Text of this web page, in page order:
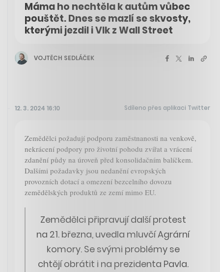
Máma ho nechtěla k autům vůbec
pouštět. Dnes se mazlí se skvosty,
kterými jezdil i Vlk z Wall Street
VOJTĚCH SEDLÁČEK
12. 3. 2024 16:10 Sdíleno přes aplikaci Twitter
Zemědělci požadují podporu zaměstnanosti na venkově,
nekrácení podpory pro životní pohodu zvířat a vrácení
zdanění půdy na úroveň před konsolidačním balíčkem.
Dalšími požadavky jsou nedanění evropských
provozních dotací a omezení bezcelního dovozu
zemědělských produktů ze zemí mimo EU.
Zemědělci připravují další protest
na 21. března, uvedla mluvčí Agrární
komory. Se svými problémy se
chtějí obrátit i na prezidenta Pavla.